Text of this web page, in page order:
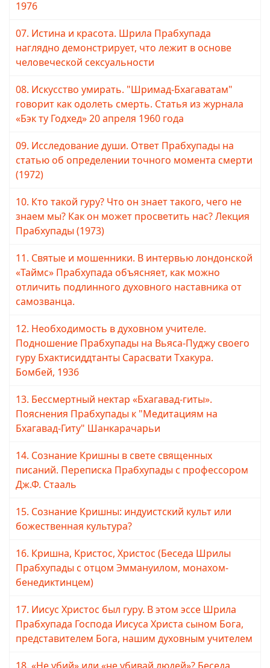
1976
07. Истина и красота. Шрила Прабхупада
наглядно демонстрирует, что лежит в основе
человеческой сексуальности
08. Искусство умирать. "Шримад-Бхагаватам"
говорит как одолеть смерть. Статья из журнала
«Бэк ту Годхед» 20 апреля 1960 года
09. Исследование души. Ответ Прабхупады на
статью об определении точного момента смерти
(1972)
10. Кто такой гуру? Что он знает такого, чего не
знаем мы? Как он может просветить нас? Лекция
Прабхупады (1973)
11. Святые и мошенники. В интервью лондонской
«Таймс» Прабхупада объясняет, как можно
отличить подлинного духовного наставника от
самозванца.
12. Необходимость в духовном учителе.
Подношение Прабхупады на Вьяса-Пуджу своего
гуру Бхактисиддтанты Сарасвати Тхакура.
Бомбей, 1936
13. Бессмертный нектар «Бхагавад-гиты».
Пояснения Прабхупады к "Медитациям на
Бхагавад-Гиту" Шанкарачарьи
14. Сознание Кришны в свете священных
писаний. Переписка Прабхупады с профессором
Дж.Ф. Стааль
15. Сознание Кришны: индуистский культ или
божественная культура?
16. Кришна, Кристос, Христос (Беседа Шрилы
Прабхупады с отцом Эммануилом, монахом-
бенедиктинцем)
17. Иисус Христос был гуру. В этом эссе Шрила
Прабхупада Господа Иисуса Христа сыном Бога,
представителем Бога, нашим духовным учителем